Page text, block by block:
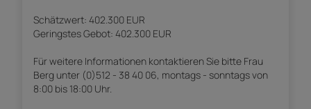
Schätzwert: 402.300 EUR
Geringstes Gebot: 402.300 EUR
Für weitere Informationen kontaktieren Sie bitte Frau
Berg unter (0)512 - 38 40 06, montags - sonntags von
8:00 bis 18:00 Uhr.